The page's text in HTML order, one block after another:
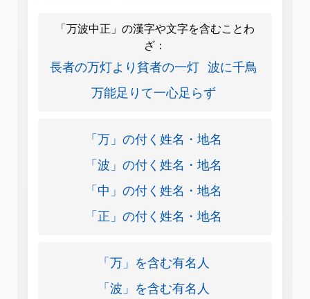
「万波中正」の漢字や文字を含むことわ
ざ：
長者の万灯より貧者の一灯 波に千鳥
万能足りて一心足らず
「万」の付く姓名・地名
「波」の付く姓名・地名
「中」の付く姓名・地名
「正」の付く姓名・地名
「万」を含む有名人
「波」を含む有名人